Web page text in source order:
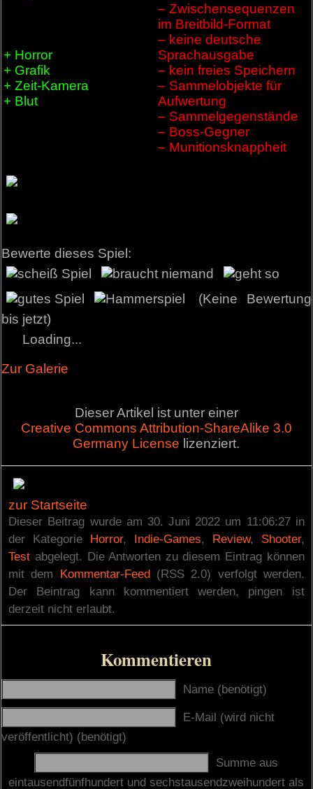
+ Horror
+ Grafik
+ Zeit-Kamera
+ Blut
– Zwischensequenzen
im Breitbild-Format
– keine deutsche
Sprachausgabe
– kein freies Speichern
– Sammelobjekte für
Aufwertung
– Sammelgegenstände
– Boss-Gegner
– Munitionsknappheit
Bewerte dieses Spiel:
(Keine Bewertung
bis jetzt)
Loading...
Zur Galerie
Dieser Artikel ist unter einer
Creative Commons Attribution-ShareAlike 3.0
Germany License lizenziert.
zur Startseite
Dieser Beitrag wurde am 30. Juni 2022 um 11:06:27 in
der Kategorie Horror, Indie-Games, Review, Shooter,
Test abgelegt. Die Antworten zu diesem Eintrag können
mit dem Kommentar-Feed(RSS 2.0) verfolgt werden.
Der Beintrag kann kommentiert werden, pingen ist
derzeit nicht erlaubt.
Kommentieren
Name (benötigt)
E-Mail (wird nicht
veröffentlicht) (benötigt)
Summe aus
eintausendfünfhundert und sechstausendzweihundert als